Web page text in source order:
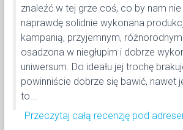
znaleźć w tej grze coś, co by nam nie
naprawdę solidnie wykonana
kampanią, przyjemnym,
osadzona w niegłupim i dobrze
uniwersum. Do ideału jej trochę
powinniście dobrze się bawić, nawet
to...
Przeczytaj całą recenzję pod